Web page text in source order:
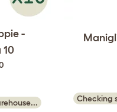
-
10
Checking